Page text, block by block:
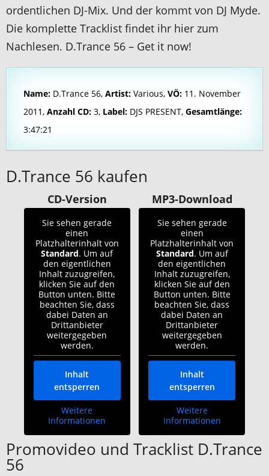
ordentlichen DJ-Mix. Und der kommt von DJ Myde.
Die komplette Tracklist findet ihr hier zum
Nachlesen. D.Trance 56 – Get it now!
Name: D.Trance 56, Artist: Various, VÖ: 11. November
2011, Anzahl CD: 3, Label: DJS PRESENT, Gesamtlänge:
3:47:21
D.Trance 56 kaufen
CD-Version
Sie sehen gerade
einen
Platzhalterinhalt von
Standard. Um auf
den eigentlichen
Inhalt zuzugreifen,
klicken Sie auf den
Button unten. Bitte
beachten Sie, dass
dabei Daten an
Drittanbieter
weitergegeben
werden.
Inhalt
entsperren
Weitere
Informationen
MP3-Download
Sie sehen gerade
einen
Platzhalterinhalt von
Standard. Um auf
den eigentlichen
Inhalt zuzugreifen,
klicken Sie auf den
Button unten. Bitte
beachten Sie, dass
dabei Daten an
Drittanbieter
weitergegeben
werden.
Inhalt
entsperren
Weitere
Informationen
Promovideo und Tracklist D.Trance
56